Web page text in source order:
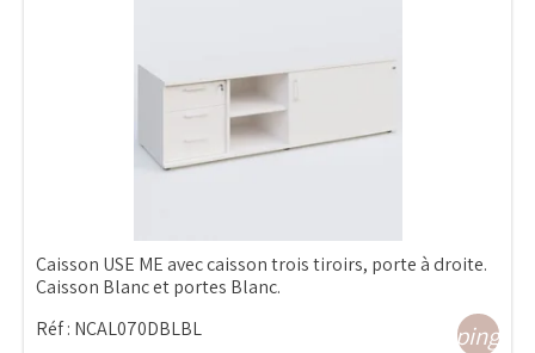
Caisson USE ME avec caisson trois tiroirs, porte à droite.
Caisson Blanc et portes Blanc.
Réf : NCAL070DBLBL